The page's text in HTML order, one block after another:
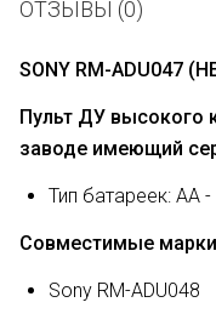
ОТЗЫВЫ (0)
SONY RM-ADU047
Пульт ДУ высокого
заводе имеющий
Тип батареек: AA
Совместимые марки
Sony RM-ADU048